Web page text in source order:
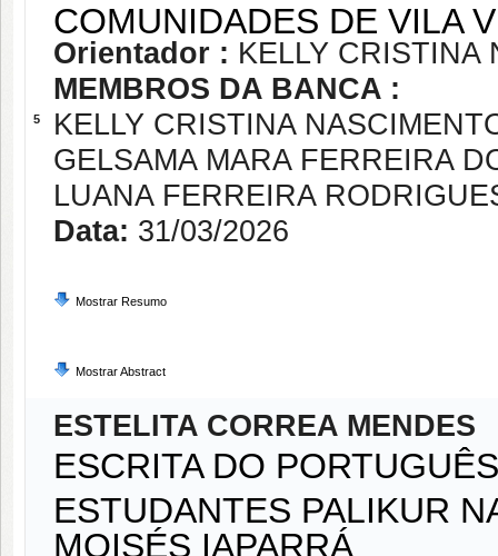
5
COMUNIDADES DE VILA
Orientador : KELLY CRISTINA
MEMBROS DA BANCA :
KELLY CRISTINA
GELSAMA MARA FERREIRA
LUANA FERREIRA
Data: 31/03/2026
Mostrar Resumo
Mostrar Abstract
ESTELITA CORREA MENDES
ESCRITA DO
ESTUDANTES PALIKUR
MOISÉS IAPARRÁ